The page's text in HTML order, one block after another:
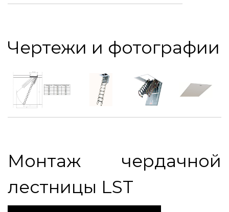
Чертежи и фотографии
Монтаж чердачной
лестницы LST